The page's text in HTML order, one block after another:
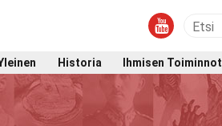
Historia Ihmisen Toiminnot